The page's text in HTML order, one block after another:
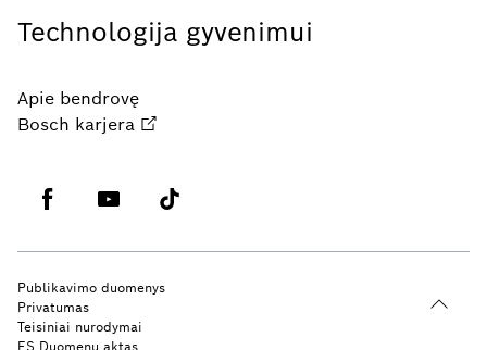
Technologija gyvenimui
Apie bendrovę
Bosch karjera
Publikavimo duomenys
Privatumas
Teisiniai nurodymai
ES Duomenų aktas